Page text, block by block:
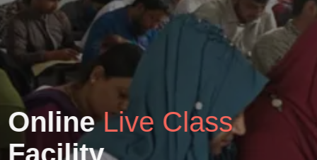
OnlineLive Class
Facility